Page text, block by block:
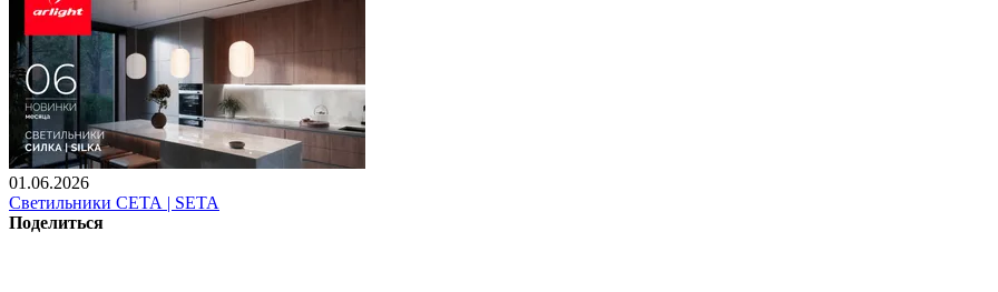
01.06.2026
Светильники СЕТА | SETA
Поделиться